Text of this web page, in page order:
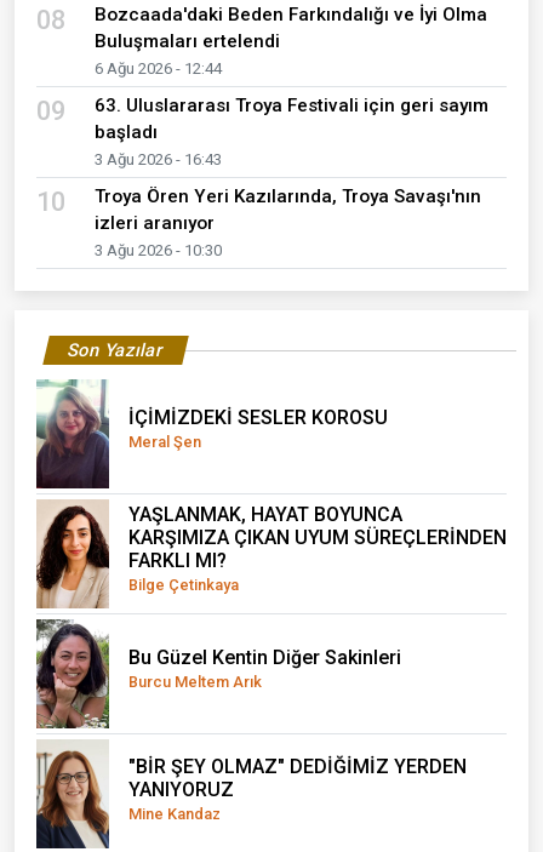
08
Bozcaada'daki Beden Farkındalığı ve İyi Olma
Buluşmaları ertelendi
6 Ağu 2026 - 12:44
09
63. Uluslararası Troya Festivali için geri sayım
başladı
3 Ağu 2026 - 16:43
10
Troya Ören Yeri Kazılarında, Troya Savaşı'nın
izleri aranıyor
3 Ağu 2026 - 10:30
Son Yazılar
İÇİMİZDEKİ SESLER KOROSU
Meral Şen
YAŞLANMAK, HAYAT BOYUNCA
KARŞIMIZA ÇIKAN UYUM SÜREÇLERİNDEN
FARKLI MI?
Bilge Çetinkaya
Bu Güzel Kentin Diğer Sakinleri
Burcu Meltem Arık
"BİR ŞEY OLMAZ" DEDİĞİMİZ YERDEN
YANIYORUZ
Mine Kandaz